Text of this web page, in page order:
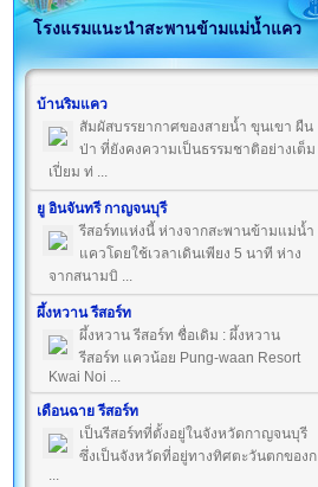
โรงแรมแนะนำสะพานข้ามแม่น้ำแคว
บ้านริมแคว
สัมผัสบรรยากาศของสายน้ำ ขุนเขา ผืน
ป่า ที่ยังคงความเป็นธรรมชาติอย่างเต็ม
เปี่ยม ท่ ...
ยู อินจันทรี กาญจนบุรี
รีสอร์ทแห่งนี้ ห่างจากสะพานข้ามแม่น้ำ
แควโดยใช้เวลาเดินเพียง 5 นาที ห่าง
จากสนามบิ ...
ผึ้งหวาน รีสอร์ท
ผึ้งหวาน รีสอร์ท ชื่อเดิม : ผึ้งหวาน
รีสอร์ท แควน้อย Pung-waan Resort
Kwai Noi ...
เดือนฉาย รีสอร์ท
เป็นรีสอร์ทที่ตั้งอยู่ในจังหวัดกาญจนบุรี
ซึ่งเป็นจังหวัดที่อยู่ทางทิศตะวันตกของก
...